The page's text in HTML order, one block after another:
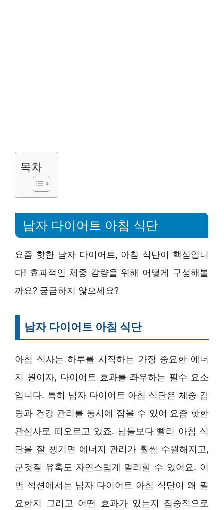
목차
남자 다이어트 아침 식단
요즘 핫한 남자 다이어트, 아침 식단이 핵심입니
다! 효과적인 체중 감량을 위해 어떻게 구성해볼
까요? 궁금하지 않으세요?
남자 다이어트 아침 식단
아침 식사는 하루를 시작하는 가장 중요한 에너
지 원이자, 다이어트 효과를 좌우하는 필수 요소
입니다. 특히 남자 다이어트 아침 식단은 체중 감
량과 건강 관리를 동시에 잡을 수 있어 요즘 핫한
관심사로 떠오르고 있죠. 남들보다 빨리 아침 식
단을 잘 챙기면 에너지 관리가 훨씬 수월해지고,
군것질 유혹도 자연스럽게 멀리할 수 있어요. 이
번 섹션에서는 남자 다이어트 아침 식단이 왜 필
요한지 그리고 어떤 효과가 있는지 집중적으로